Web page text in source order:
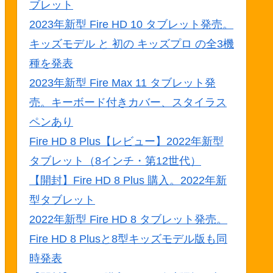
ブレット
2023年新型 Fire HD 10 タブレット発売。
キッズモデル と 初の キッズプロ の全3機
種を発表
2023年新型 Fire Max 11 タブレット発
売。キーボード付きカバー、スタイラス
ペンあり
Fire HD 8 Plus【レビュー】2022年新型
タブレット（8インチ・第12世代）
【開封】Fire HD 8 Plus 購入。2022年新
型タブレット
2022年新型 Fire HD 8 タブレット発売。
Fire HD 8 Plusと8型キッズモデル版も同
時発表